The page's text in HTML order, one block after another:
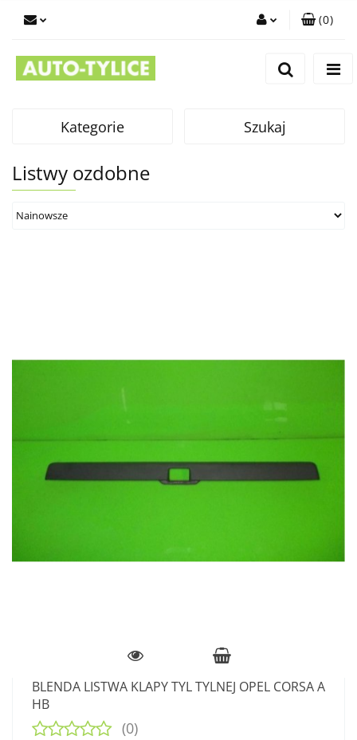
(0)
Kategorie Szukaj
Listwy ozdobne
BLENDA LISTWA KLAPY TYL TYLNEJ OPEL CORSA A
HB
(0)